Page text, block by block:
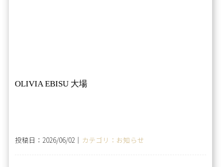
OLIVIA EBISU 大場
投稿日：2026/06/02｜ カテゴリ：お知らせ